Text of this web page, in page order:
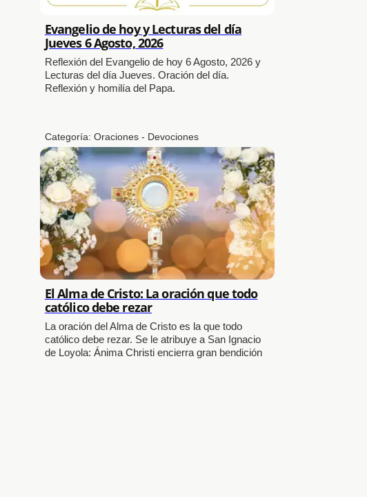
Evangelio de hoy y Lecturas del día
Jueves 6 Agosto, 2026
Reflexión del Evangelio de hoy 6 Agosto, 2026 y
Lecturas del día Jueves. Oración del día.
Reflexión y homilía del Papa.
Categoría: Oraciones - Devociones
El Alma de Cristo: La oración que todo
católico debe rezar
La oración del Alma de Cristo es la que todo
católico debe rezar. Se le atribuye a San Ignacio
de Loyola: Ánima Christi encierra gran bendición